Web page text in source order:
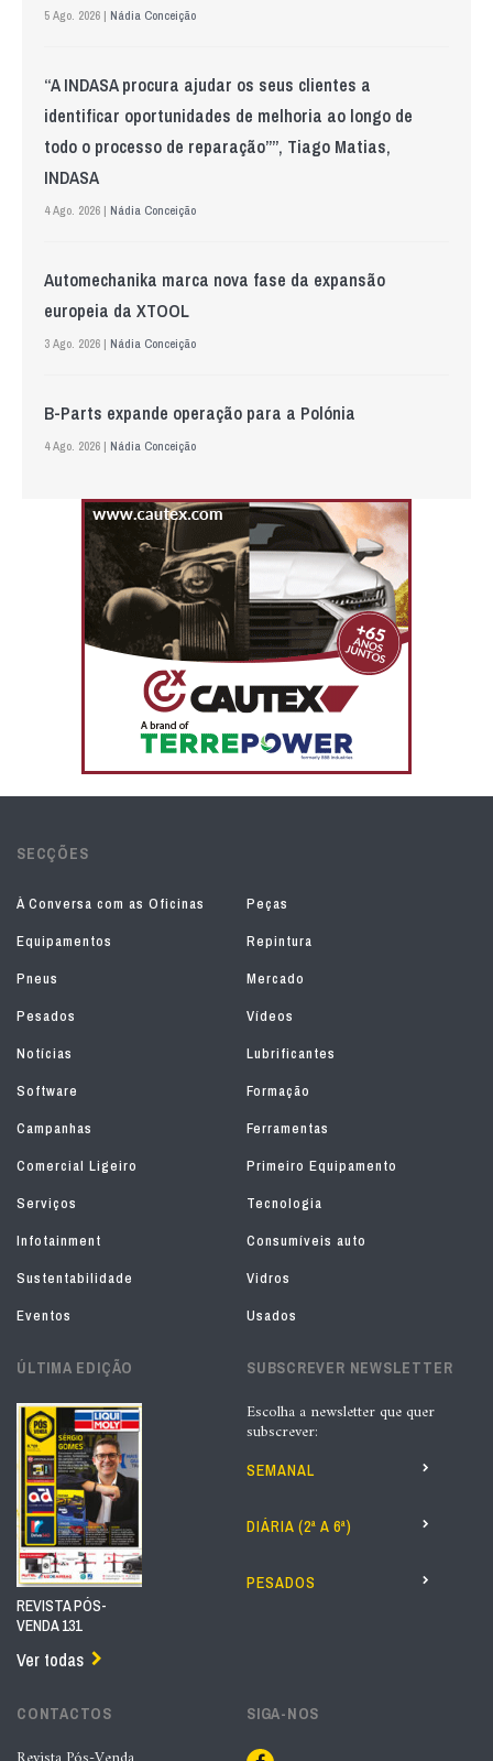
5 Ago. 2026 | Nádia Conceição
“A INDASA procura ajudar os seus clientes a
identificar oportunidades de melhoria ao longo de
todo o processo de reparação””, Tiago Matias,
INDASA
4 Ago. 2026 | Nádia Conceição
Automechanika marca nova fase da expansão
europeia da XTOOL
3 Ago. 2026 | Nádia Conceição
B-Parts expande operação para a Polónia
4 Ago. 2026 | Nádia Conceição
SECÇÕES
À Conversa com as Oficinas
Peças
Equipamentos
Repintura
Pneus
Mercado
Pesados
Vídeos
Notícias
Lubrificantes
Software
Formação
Campanhas
Ferramentas
Comercial Ligeiro
Primeiro Equipamento
Serviços
Tecnologia
Infotainment
Consumíveis auto
Sustentabilidade
Vidros
Eventos
Usados
ÚLTIMA EDIÇÃO
REVISTA PÓS-
VENDA 131
Ver todas
SUBSCREVER NEWSLETTER
Escolha a newsletter que quer
subscrever:
SEMANAL
DIÁRIA (2ª A 6ª)
PESADOS
CONTACTOS SIGA-NOS